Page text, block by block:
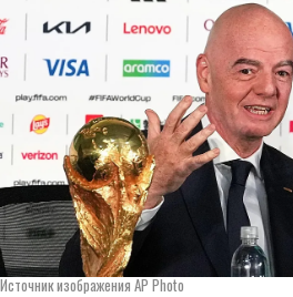
Источник изображения AP Photo